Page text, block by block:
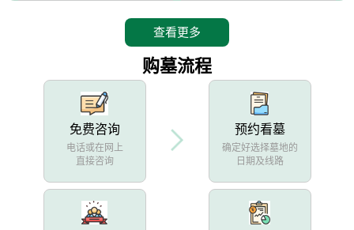
查看更多
购墓流程
免费咨询
电话或在网上
直接咨询
预约看墓
确定好选择墓地的
日期及线路